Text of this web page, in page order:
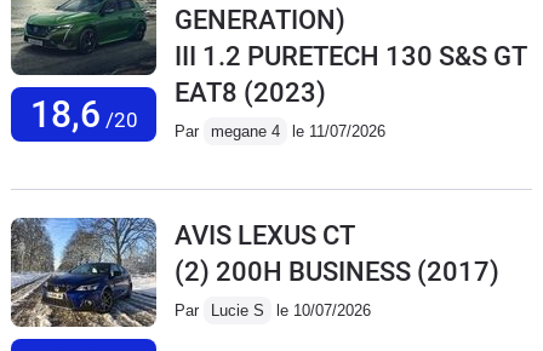
18,6 /20
GENERATION)
III 1.2 PURETECH 130 S&S GT
EAT8 (2023)
Par megane 4 le 11/07/2026
AVIS LEXUS CT
(2) 200H BUSINESS (2017)
Par Lucie S le 10/07/2026